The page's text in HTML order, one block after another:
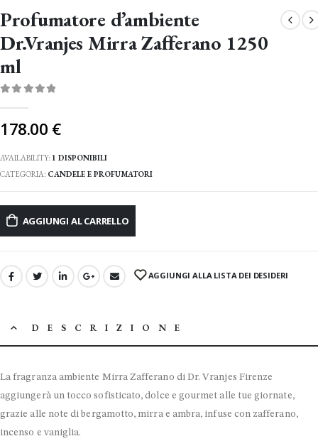
Profumatore d’ambiente
Dr.Vranjes Mirra Zafferano 1250
ml
178.00 €
AVAILABILITY: 1 DISPONIBILI
CATEGORIA: CANDELE E PROFUMATORI
AGGIUNGI AL CARRELLO
AGGIUNGI ALLA LISTA DEI DESIDERI
DESCRIZIONE
La fragranza ambiente Mirra Zafferano di Dr. Vranjes Firenze
aggiungerà un tocco sofisticato, dolce e gourmet alle tue giornate,
grazie alle note di bergamotto, mirra e ambra, infuse con zafferano,
incenso e vaniglia.